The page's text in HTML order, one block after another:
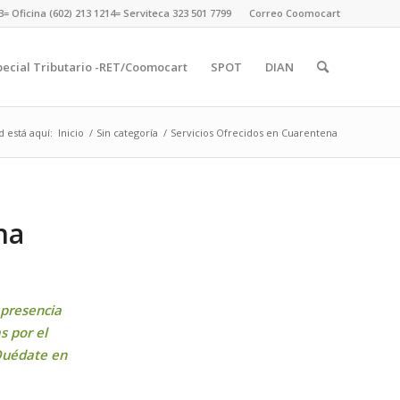
Correo Coomocart
Oficina (602) 213 1214= Serviteca 323 501 7799
Tributario -RET/Coomocart SPOT DIAN
está aquí: Inicio / Sin categoría / Servicios Ofrecidos en Cuarentena
por el
en